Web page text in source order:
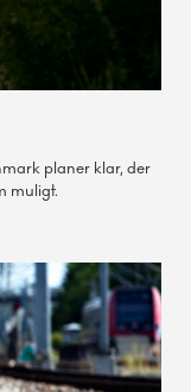
planer klar, der
muligt.